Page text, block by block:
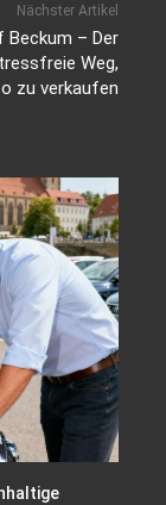
Nächster Artikel
Beckum – Der
Weg,
zu verkaufen